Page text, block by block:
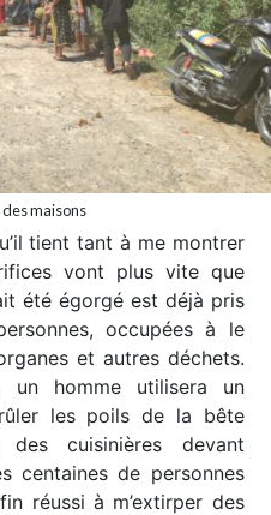
maisons
tient tant à me montrer
vont plus vite que
été égorgé est déjà pris
occupées à le
et autres déchets.
un homme utilisera un
les poils de la bête
cuisinières devant
centaines de personnes
réussi à m’extirper des